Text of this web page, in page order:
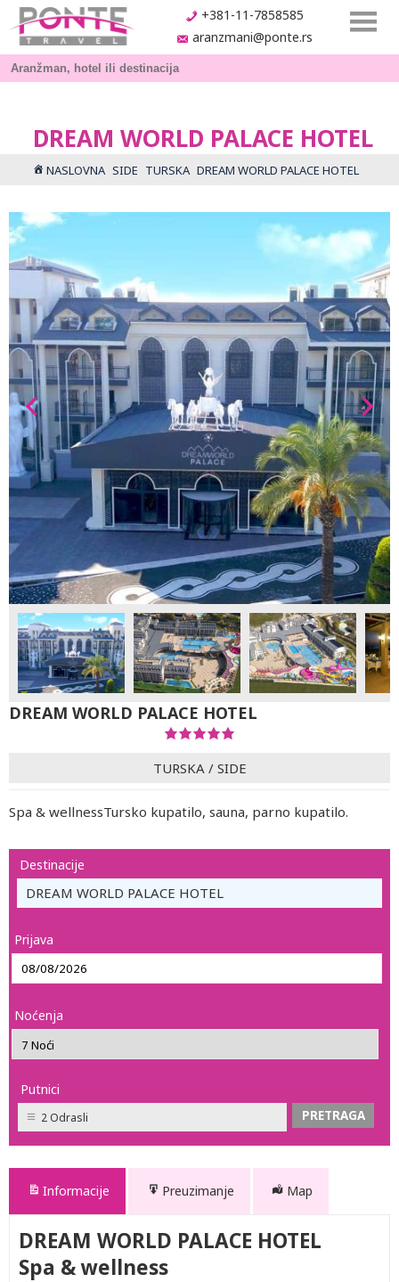
+381-11-7858585
aranzmani@ponte.rs
DREAM WORLD PALACE HOTEL
NASLOVNA SIDE TURSKA DREAM WORLD PALACE HOTEL
DREAM WORLD PALACE HOTEL
TURSKA / SIDE
Spa & wellnessTursko kupatilo, sauna, parno kupatilo.
Destinacije
DREAM WORLD PALACE HOTEL
Prijava
Noćenja
Putnici
2 Odrasli
Informacije Preuzimanje Map
DREAM WORLD PALACE HOTEL
Spa & wellness